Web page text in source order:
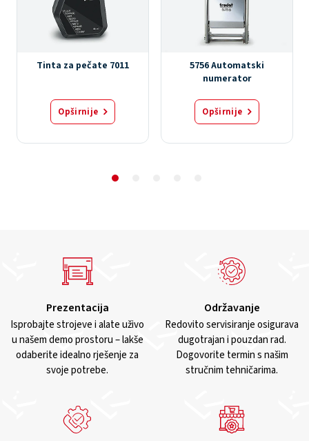
Tinta za pečate 7011
Opširnije
5756 Automatski
numerator
Opširnije
Prezentacija
Isprobajte strojeve i alate uživo
u našem demo prostoru – lakše
odaberite idealno rješenje za
svoje potrebe.
Održavanje
Redovito servisiranje osigurava
dugotrajan i pouzdan rad.
Dogovorite termin s našim
stručnim tehničarima.